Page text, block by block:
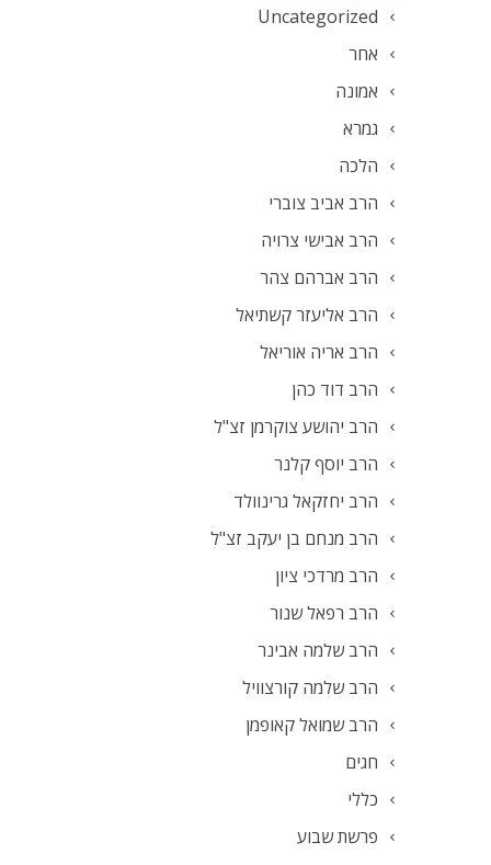
Uncategorized
אחר
אמונה
גמרא
הלכה
הרב אביב צוברי
הרב אבישי צרויה
הרב אברהם צהר
הרב אליעזר קשתיאל
הרב אריה אוריאל
הרב דוד כהן
הרב יהושע צוקרמן זצ"ל
הרב יוסף קלנר
הרב יחזקאל גרינוולד
הרב מנחם בן יעקב זצ"ל
הרב מרדכי ציון
הרב רפאל שנור
הרב שלמה אבינר
הרב שלמה קורצוויל
הרב שמואל קאופמן
חגים
כללי
פרשת שבוע